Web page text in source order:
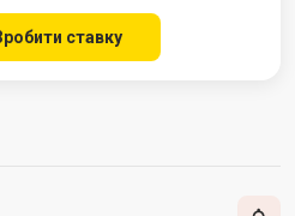
ставку